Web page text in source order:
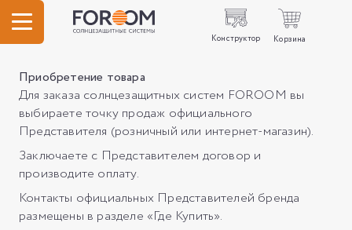
Конструктор Корзина
Приобретение товара
Для заказа солнцезащитных систем FOROOM вы
выбираете точку продаж официального
Представителя (розничный или интернет-магазин).
Заключаете c Представителем договор и
производите оплату.
Контакты официальных Представителей бренда
размещены в разделе «Где Купить».